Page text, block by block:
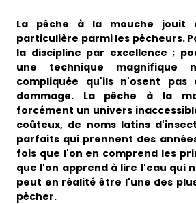
Magyar
Nederlands
À propos de
l'application
Fishsurfing
Business
La pêche à la mouche jouit
particulière parmi les pêcheurs.
la discipline par excellence ;
une technique magnifique
compliquée qu'ils n'osent pas
dommage. La pêche à la
forcément un univers
coûteux, de noms latins
parfaits qui prennent des
fois que l'on en comprend les
que l'on apprend à lire l'eau qui
peut en réalité être l'une des
pêcher.